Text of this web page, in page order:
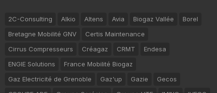
2C-Consulting Alkio Altens Avia Biogaz Vallée
Borel
Bretagne Mobilité GNV
Certis Maintenance
Cirrus Compresseurs
Créagaz CRMT
Endesa
ENGIE Solutions
France Mobilité Biogaz
Gaz Electricité de Grenoble
Gaz'up Gazie
Gecos